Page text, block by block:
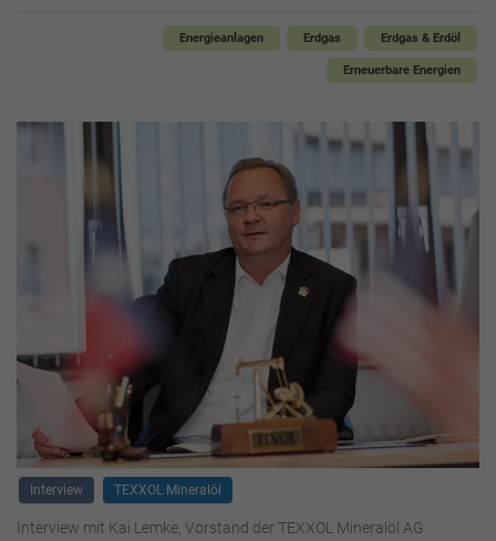
Energieanlagen Erdgas Erdgas & Erdöl
Erneuerbare Energien
Interview TEXXOL Mineralöl
Interview mit Kai Lemke, Vorstand der TEXXOL Mineralöl AG